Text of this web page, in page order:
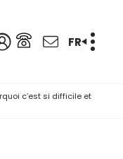
FR
c’est si difficile et